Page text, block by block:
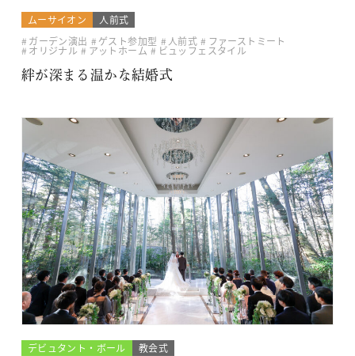
ムーサイオン
人前式
ガーデン演出
ゲスト参加型 人前式 ファーストミート
オリジナル アットホーム
ビュッフェスタイル
絆が深まる温かな結婚式
デビュタント・ボール
教会式